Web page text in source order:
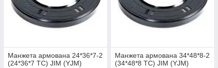
Манжета армована 24*36*7-2
(24*36*7 TC) JIM (YJM)
Манжета армована 34*48*8-2
(34*48*8 TC) JIM (YJM)